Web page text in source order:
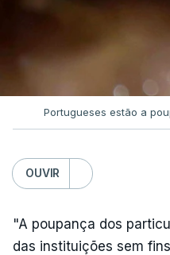
Portugueses estão a
OUVIR
"A poupança dos
das instituições sem